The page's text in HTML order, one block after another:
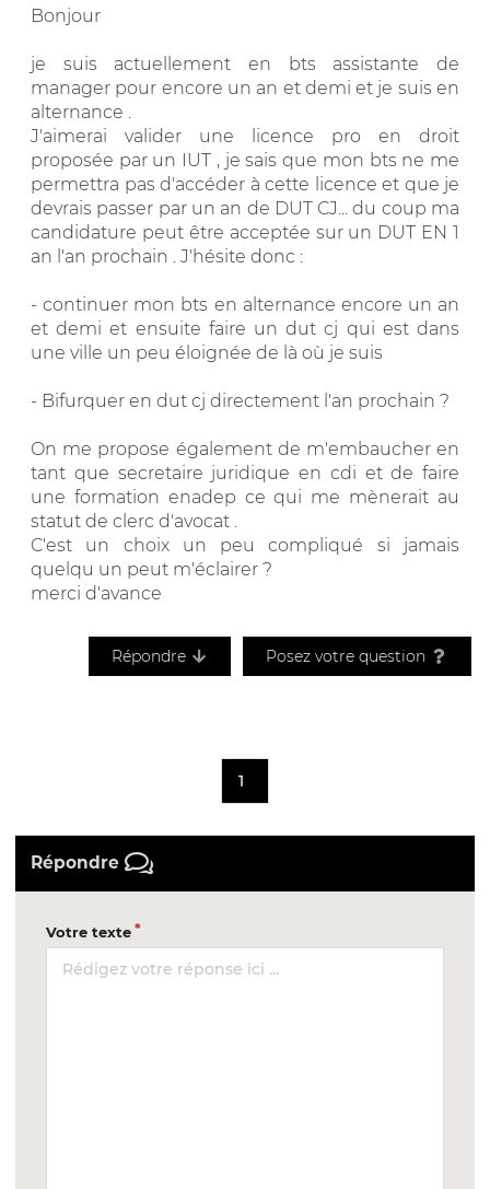
Bonjour
je suis actuellement en bts assistante de
manager pour encore un an et demi et je suis en
alternance .
J'aimerai valider une licence pro en droit
proposée par un IUT , je sais que mon bts ne me
permettra pas d'accéder à cette licence et que je
devrais passer par un an de DUT CJ... du coup ma
candidature peut être acceptée sur un DUT EN 1
an l'an prochain . J'hésite donc :
- continuer mon bts en alternance encore un an
et demi et ensuite faire un dut cj qui est dans
une ville un peu éloignée de là où je suis
- Bifurquer en dut cj directement l'an prochain ?
On me propose également de m'embaucher en
tant que secretaire juridique en cdi et de faire
une formation enadep ce qui me mènerait au
statut de clerc d'avocat .
C'est un choix un peu compliqué si jamais
quelqu un peut m'éclairer ?
merci d'avance
Répondre Posez votre question
1
Répondre
Votre texte